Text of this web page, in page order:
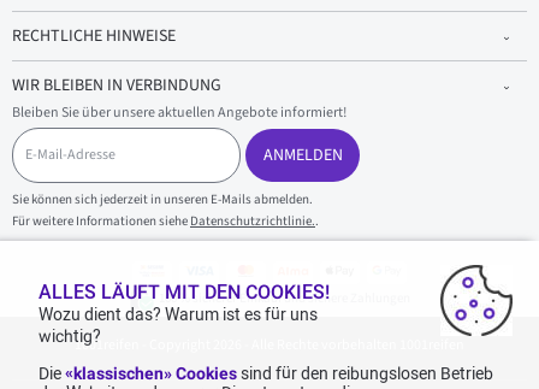
RECHTLICHE HINWEISE
WIR BLEIBEN IN VERBINDUNG
Bleiben Sie über unsere aktuellen Angebote informiert!
E
-
M
a
i
l
ANMELDEN
Sie können sich jederzeit in unseren E-Mails abmelden.
Für weitere Informationen siehe Datenschutzrichtlinie..
100 % sicherer Einkauf und sichere Zahlungen
1001reifen - Copyright 2026 - Alle Rechte vorbehalten 1001reifen
ALLES LÄUFT MIT DEN COOKIES!
Wozu dient das? Warum ist es für uns
wichtig?
Die«klassischen» Cookiessind für den reibungslosen Betrieb